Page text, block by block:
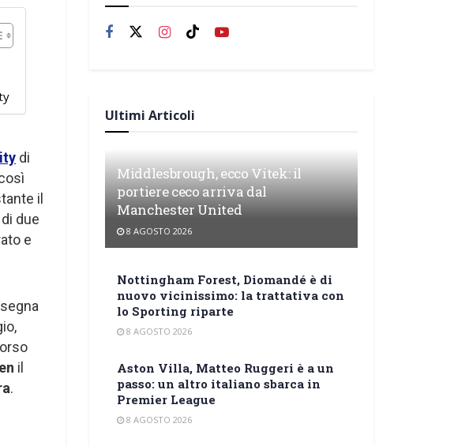
di
il
due
e
il
.
Ultimi Articoli
Middlesbrough, ecco Vitek: il
portiere ceco arriva dal
Manchester United
8 AGOSTO 2026
Nottingham Forest, Diomandé è di
nuovo vicinissimo: la trattativa con
lo Sporting riparte
8 AGOSTO 2026
Aston Villa, Matteo Ruggeri è a un
passo: un altro italiano sbarca in
Premier League
8 AGOSTO 2026